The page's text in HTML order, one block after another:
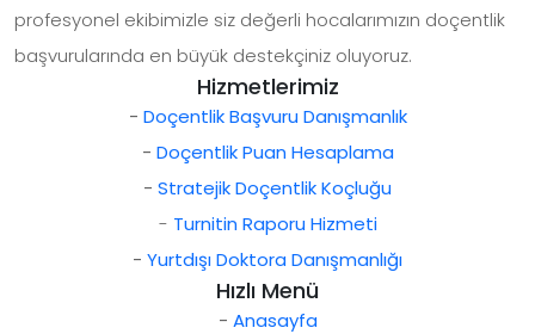
profesyonel ekibimizle siz değerli hocalarımızın doçentlik
başvurularında en büyük destekçiniz oluyoruz.
Hizmetlerimiz
- Doçentlik Başvuru Danışmanlık
- Doçentlik Puan Hesaplama
- Stratejik Doçentlik Koçluğu
- Turnitin Raporu Hizmeti
- Yurtdışı Doktora Danışmanlığı
Hızlı Menü
- Anasayfa